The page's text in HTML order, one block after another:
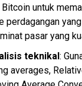
untuk
perdagangan
pasar yang
teknikal :
averages,